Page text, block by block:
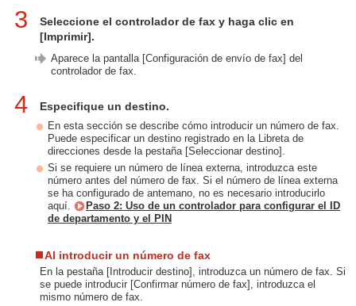
3
Seleccione el controlador de fax y haga clic en
[Imprimir].
Aparece la pantalla [Configuración de envío de fax] del
controlador de fax.
4 Especifique un destino.
En esta sección se describe cómo introducir un número de fax.
Puede especificar un destino registrado en la Libreta de
direcciones desde la pestaña [Seleccionar destino].
Si se requiere un número de línea externa, introduzca este
número antes del número de fax. Si el número de línea externa
se ha configurado de antemano, no es necesario introducirlo
aquí.
Paso 2: Uso de un controlador para configurar el ID
de departamento y el PIN
Al introducir un número de fax
En la pestaña [Introducir destino], introduzca un número de fax. Si
se puede introducir [Confirmar número de fax], introduzca el
mismo número de fax.